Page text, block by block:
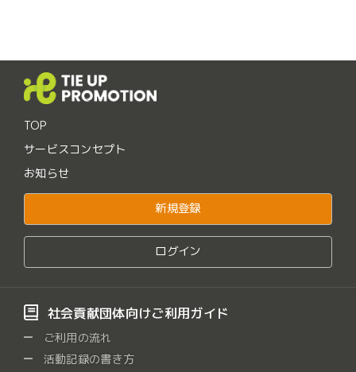
TOP
サービスコンセプト
お知らせ
新規登録
ログイン
社会貢献団体向けご利用ガイド
ご利用の流れ
活動記録の書き方